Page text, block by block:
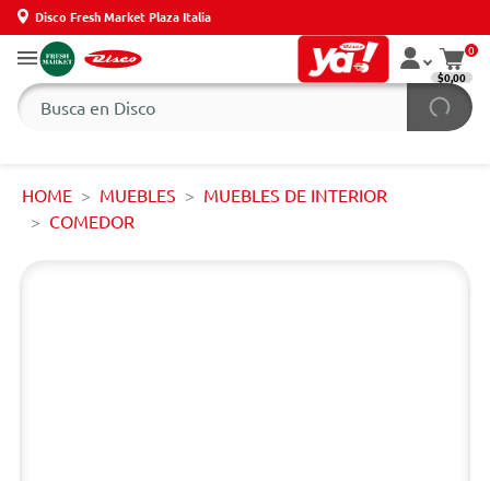
Disco Fresh Market Plaza Italia
0
$0,00
HOME MUEBLES
MUEBLES DE INTERIOR
COMEDOR